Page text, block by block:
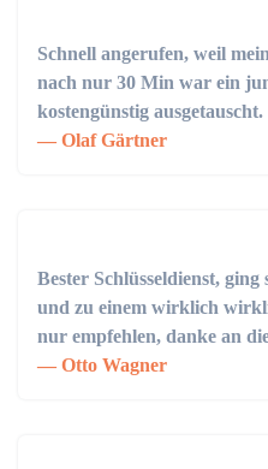
Schnell angerufen, weil
nach nur 30 Min war ein
kostengünstig ausgetauscht.
Olaf Gärtner
Bester Schlüsseldienst,
und zu einem wirklich
nur empfehlen, danke an
Otto Wagner